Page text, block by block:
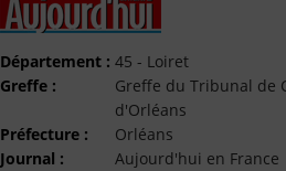
Département : 45 - Loiret
Greffe :
Greffe du Tribunal de
d'Orléans
Préfecture :
Orléans
Journal :
Aujourd'hui en France